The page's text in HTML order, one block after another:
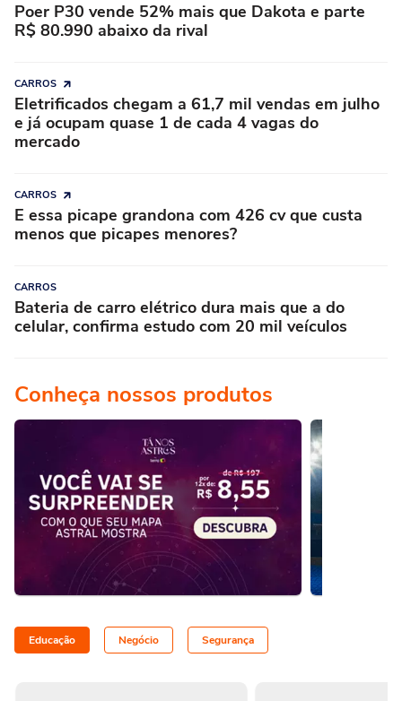
Poer P30 vende 52% mais que Dakota e parte
R$ 80.990 abaixo da rival
CARROS
Eletrificados chegam a 61,7 mil vendas em julho
e já ocupam quase 1 de cada 4 vagas do
mercado
CARROS
E essa picape grandona com 426 cv que custa
menos que picapes menores?
CARROS
Bateria de carro elétrico dura mais que a do
celular, confirma estudo com 20 mil veículos
Conheça nossos produtos
Educação Negócio Segurança